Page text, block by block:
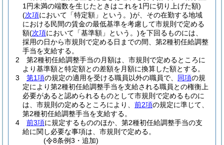
1円未満の端数を生じたときはこれを1円に切り上げた額)
(次項において「特定額」という。)が、その在勤する地域
における民間の賃金の最低基準を考慮して市規則で定める
額(次項において「基準額」という。)を下回るものには、
採用の日から市規則で定める日までの間、第2種初任給調整
手当を支給する。
2
第2種初任給調整手当の月額は、市規則で定めるところに
より基準額と特定額との差額を月額に換算した額とする。
3
第1項の規定の適用を受ける職員以外の職員で、 同項の規
定により第2種初任給調整手当を支給される職員との権衡上
必要があると認められるものとして市規則で定めるものに
は、市規則の定めるところにより、 前2項の規定に準じて、
第2種初任給調整手当を支給する。
4
前3項に規定するもののほか、第2種初任給調整手当の支
給に関し必要な事項は、市規則で定める。
(令8条例3・追加)